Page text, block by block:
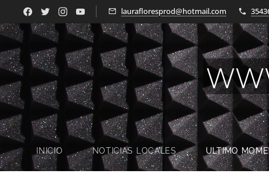
laurafloresprod@hotmail.com
INICIO NOTICIAS LOCALES ULTIMO